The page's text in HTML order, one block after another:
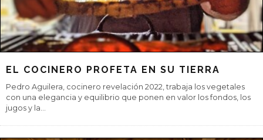
La película de Francis Ford Coppola, que cumple este año 50
años desde su estreno, ganó tres Oscar y dejó para la historia
interpretaciones...